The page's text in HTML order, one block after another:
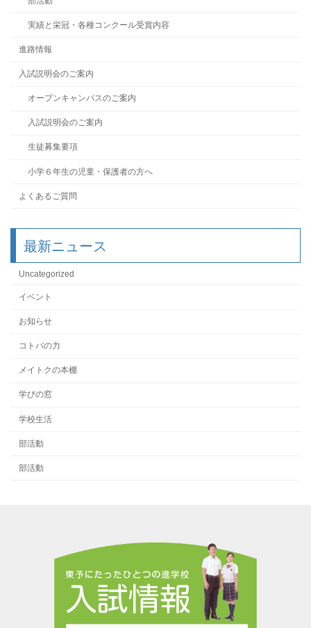
実績と栄冠・各種コンクール受賞内容
進路情報
入試説明会のご案内
オープンキャンパスのご案内
入試説明会のご案内
生徒募集要項
小学６年生の児童・保護者の方へ
よくあるご質問
最新ニュース
Uncategorized
イベント
お知らせ
コトバの力
メイトクの本棚
学びの窓
学校生活
部活動
部活動